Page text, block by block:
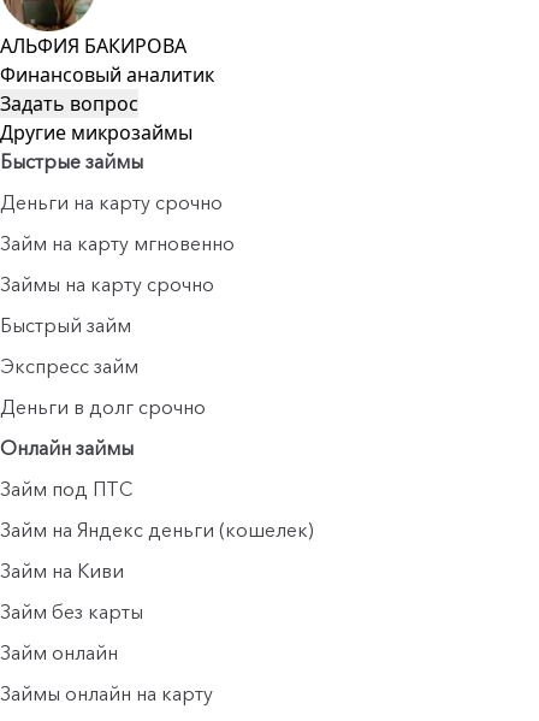
АЛЬФИЯ БАКИРОВА
Финансовый аналитик
Задать вопрос
Другие микрозаймы
Быстрые займы
Деньги на карту срочно
Займ на карту мгновенно
Займы на карту срочно
Быстрый займ
Экспресс займ
Деньги в долг срочно
Онлайн займы
Займ под ПТС
Займ на Яндекс деньги (кошелек)
Займ на Киви
Займ без карты
Займ онлайн
Займы онлайн на карту